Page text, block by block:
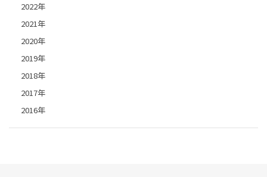
2022年
2021年
2020年
2019年
2018年
2017年
2016年